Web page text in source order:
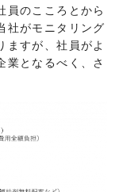
員のこころとから
社がモニタリング
ますが、社員がよ
業となるべく、さ